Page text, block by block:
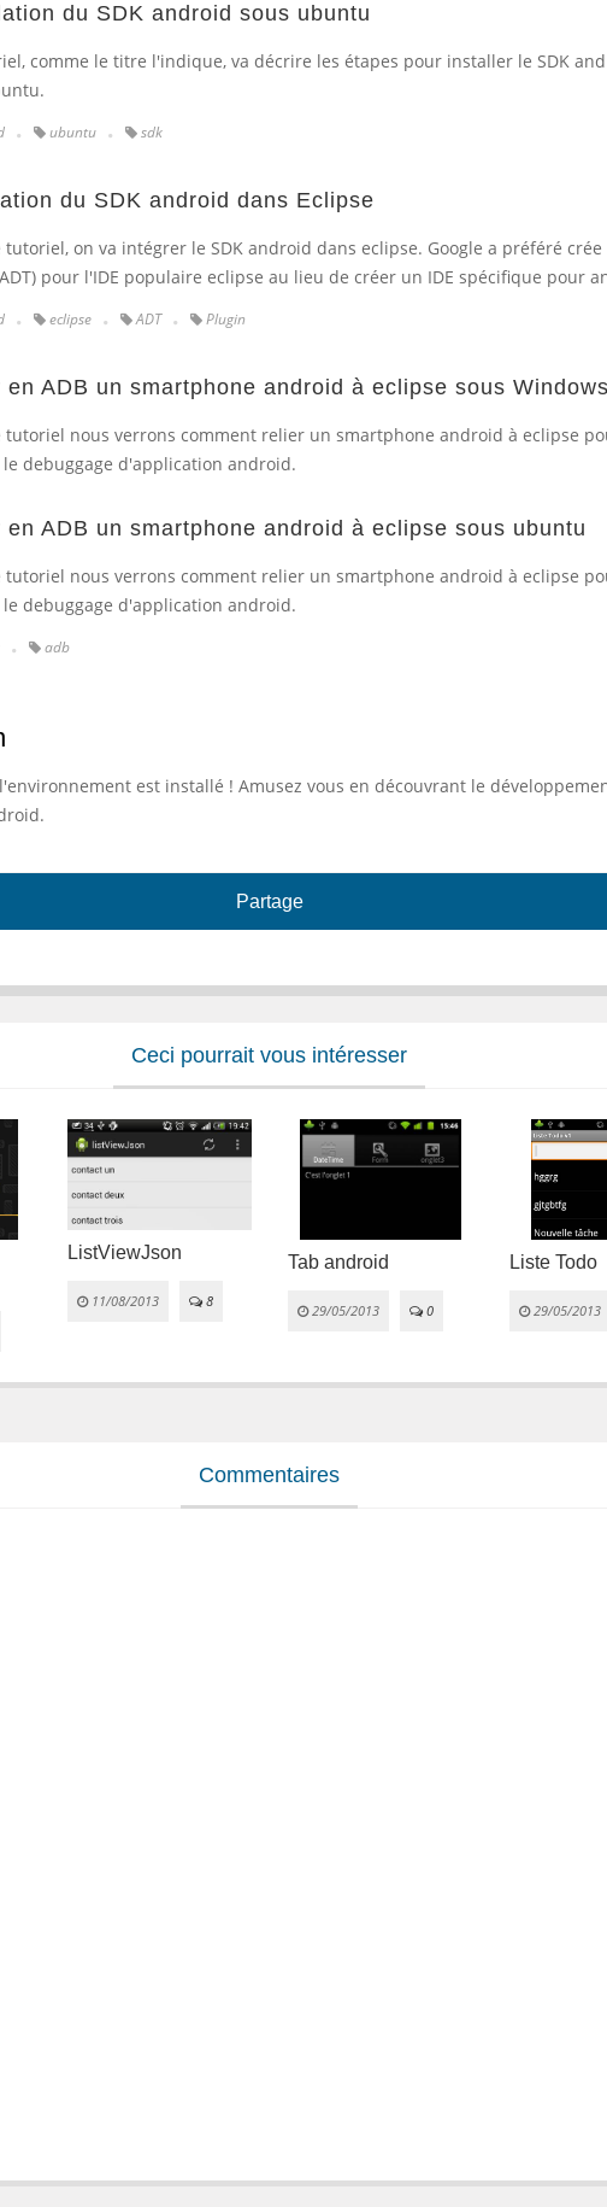
du SDK android sous ubuntu
comme le titre l'indique, va décrire les étapes pour installer le SDK
ubuntu sdk
du SDK android dans Eclipse
tutoriel, on va intégrer le SDK android dans eclipse. Google a préféré
pour l'IDE populaire eclipse au lieu de créer un IDE spécifique pour
eclipse ADT Plugin
en ADB un smartphone android à eclipse sous
tutoriel nous verrons comment relier un smartphone android à eclipse
debuggage d'application android.
en ADB un smartphone android à eclipse sous ubuntu
tutoriel nous verrons comment relier un smartphone android à eclipse
debuggage d'application android.
adb
est installé ! Amusez vous en découvrant le
Partage
Ceci pourrait vous intéresser
ListViewJson
11/08/2013 8
Tab android
29/05/2013 0
Liste Todo
29/05/2013
Commentaires